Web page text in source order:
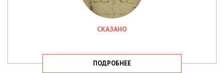
СКАЗАНО
ПОДРОБНЕЕ